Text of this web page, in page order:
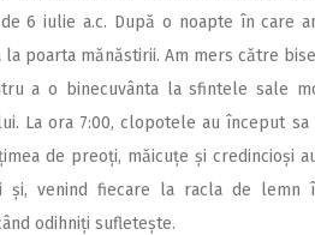
6 iulie a.c. După o noapte în care
poarta mănăstirii. Am mers către
a o binecuvânta la sfintele sale
La ora 7:00, clopotele au început
de preoți, măicuțe și credincioși
și, venind fiecare la racla de
odihniți sufletește.